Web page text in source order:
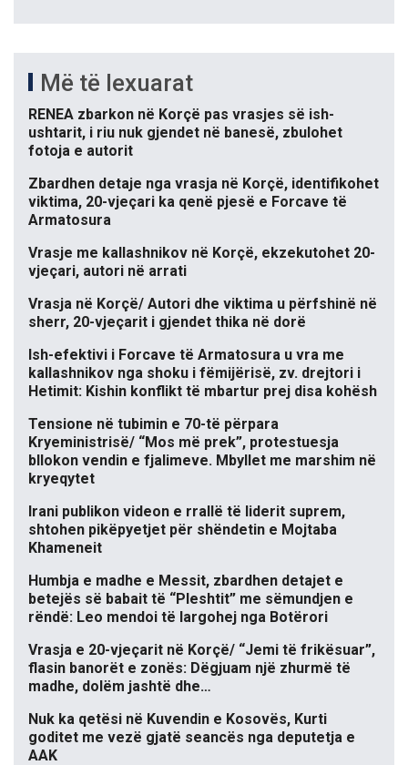
Më të lexuarat
RENEA zbarkon në Korçë pas vrasjes së ish-
ushtarit, i riu nuk gjendet në banesë, zbulohet
fotoja e autorit
Zbardhen detaje nga vrasja në Korçë, identifikohet
viktima, 20-vjeçari ka qenë pjesë e Forcave të
Armatosura
Vrasje me kallashnikov në Korçë, ekzekutohet 20-
vjeçari, autori në arrati
Vrasja në Korçë/ Autori dhe viktima u përfshinë në
sherr, 20-vjeçarit i gjendet thika në dorë
Ish-efektivi i Forcave të Armatosura u vra me
kallashnikov nga shoku i fëmijërisë, zv. drejtori i
Hetimit: Kishin konflikt të mbartur prej disa kohësh
Tensione në tubimin e 70-të përpara
Kryeministrisë/ “Mos më prek”, protestuesja
bllokon vendin e fjalimeve. Mbyllet me marshim në
kryeqytet
Irani publikon videon e rrallë të liderit suprem,
shtohen pikëpyetjet për shëndetin e Mojtaba
Khameneit
Humbja e madhe e Messit, zbardhen detajet e
betejës së babait të “Pleshtit” me sëmundjen e
rëndë: Leo mendoi të largohej nga Botërori
Vrasja e 20-vjeçarit në Korçë/ “Jemi të frikësuar”,
flasin banorët e zonës: Dëgjuam një zhurmë të
madhe, dolëm jashtë dhe…
Nuk ka qetësi në Kuvendin e Kosovës, Kurti
goditet me vezë gjatë seancës nga deputetja e
AAK